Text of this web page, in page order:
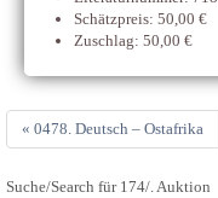
Schätzpreis: 50,00 €
Zuschlag: 50,00 €
« 0478. Deutsch – Ostafrika
Suche/Search für 174/. Auktion